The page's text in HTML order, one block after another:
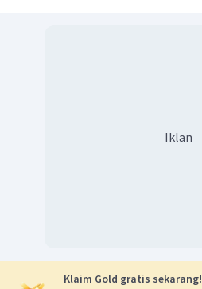
Iklan
Klaim Gold gratis sekarang!